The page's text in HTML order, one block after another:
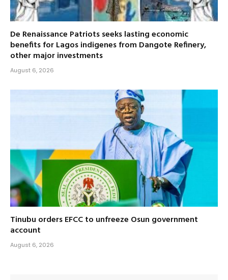
De Renaissance Patriots seeks lasting economic
benefits for Lagos indigenes from Dangote Refinery,
other major investments
August 6, 2026
Tinubu orders EFCC to unfreeze Osun government
account
August 6, 2026